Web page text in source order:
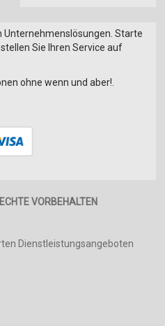
Unternehmenslösungen. Starte
Sie Ihren Service auf
ohne wenn und aber!.
VORBEHALTEN
Dienstleistungsangeboten